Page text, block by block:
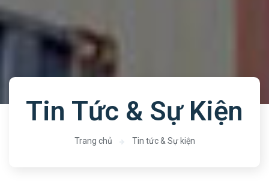
Tin Tức & Sự Kiện
Trang chủ Tin tức & Sự kiện